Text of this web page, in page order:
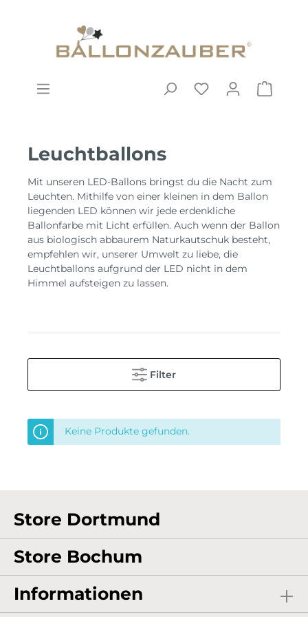
Leuchtballons
Mit unseren LED-Ballons bringst du die Nacht zum
Leuchten. Mithilfe von einer kleinen in dem Ballon
liegenden LED können wir jede erdenkliche
Ballonfarbe mit Licht erfüllen. Auch wenn der Ballon
aus biologisch abbaurem Naturkautschuk besteht,
empfehlen wir, unserer Umwelt zu liebe, die
Leuchtballons aufgrund der LED nicht in dem
Himmel aufsteigen zu lassen.
Filter
Keine Produkte gefunden.
Store Dortmund
Store Bochum
Informationen